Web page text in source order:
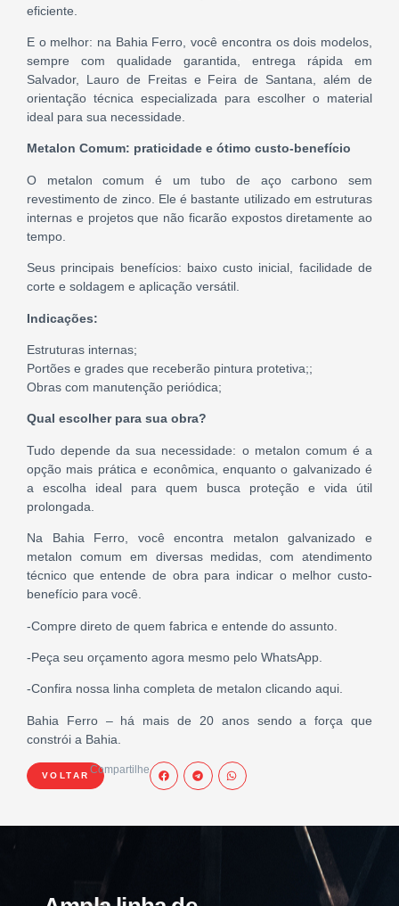
eficiente.
E o melhor: na Bahia Ferro, você encontra os dois modelos,
sempre com qualidade garantida, entrega rápida em
Salvador, Lauro de Freitas e Feira de Santana, além de
orientação técnica especializada para escolher o material
ideal para sua necessidade.
Metalon Comum: praticidade e ótimo custo-benefício
O metalon comum é um tubo de aço carbono sem
revestimento de zinco. Ele é bastante utilizado em estruturas
internas e projetos que não ficarão expostos diretamente ao
tempo.
Seus principais benefícios: baixo custo inicial, facilidade de
corte e soldagem e aplicação versátil.
Indicações:
Estruturas internas;
Portões e grades que receberão pintura protetiva;;
Obras com manutenção periódica;
Qual escolher para sua obra?
Tudo depende da sua necessidade: o metalon comum é a
opção mais prática e econômica, enquanto o galvanizado é
a escolha ideal para quem busca proteção e vida útil
prolongada.
Na Bahia Ferro, você encontra metalon galvanizado e
metalon comum em diversas medidas, com atendimento
técnico que entende de obra para indicar o melhor custo-
benefício para você.
-Compre direto de quem fabrica e entende do assunto.
-Peça seu orçamento agora mesmo pelo WhatsApp.
-Confira nossa linha completa de metalon clicando aqui.
Bahia Ferro – há mais de 20 anos sendo a força que
constrói a Bahia.
VOLTAR Compartilhe